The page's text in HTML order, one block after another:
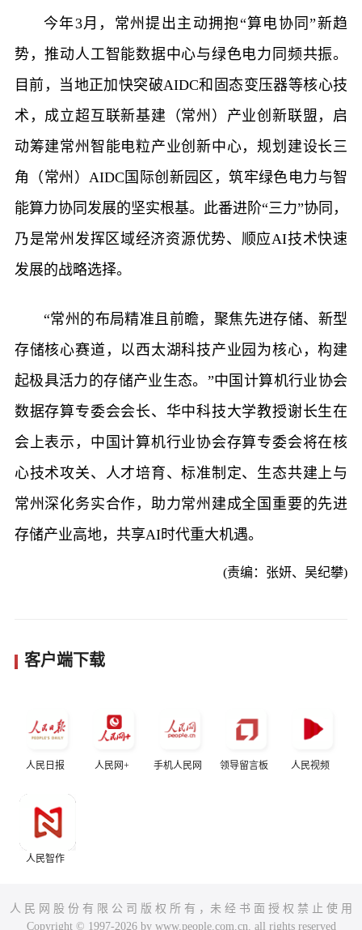
今年3月，常州提出主动拥抱“算电协同”新趋
势，推动人工智能数据中心与绿色电力同频共振。
目前，当地正加快突破AIDC和固态变压器等核心技
术，成立超互联新基建（常州）产业创新联盟，启
动筹建常州智能电粒产业创新中心，规划建设长三
角（常州）AIDC国际创新园区，筑牢绿色电力与智
能算力协同发展的坚实根基。此番进阶“三力”协同，
乃是常州发挥区域经济资源优势、顺应AI技术快速
发展的战略选择。
“常州的布局精准且前瞻，聚焦先进存储、新型
存储核心赛道，以西太湖科技产业园为核心，构建
起极具活力的存储产业生态。”中国计算机行业协会
数据存算专委会会长、华中科技大学教授谢长生在
会上表示，中国计算机行业协会存算专委会将在核
心技术攻关、人才培育、标准制定、生态共建上与
常州深化务实合作，助力常州建成全国重要的先进
存储产业高地，共享AI时代重大机遇。
(责编：张妍、吴纪攀)
客户端下载
人民日报 人民网+ 手机人民网 领导留言板 人民视频
人民智作
人 民 网 股 份 有 限 公 司 版 权 所 有 ，未 经 书 面 授 权 禁 止 使 用
Copyright © 1997-2026 by www.people.com.cn. all rights reserved